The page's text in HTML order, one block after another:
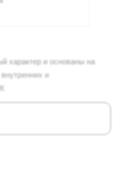
характер и основаны на
и